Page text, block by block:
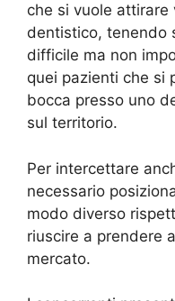
che si vuole
dentistico, tenendo
difficile ma non
quei pazienti che si
bocca presso uno
sul territorio.
Per intercettare
necessario
modo diverso
riuscire a prendere
mercato.